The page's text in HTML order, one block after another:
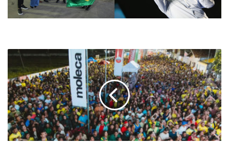
Thiago
Aquino
faz
multidão
arrochar
no
1º
dia
do